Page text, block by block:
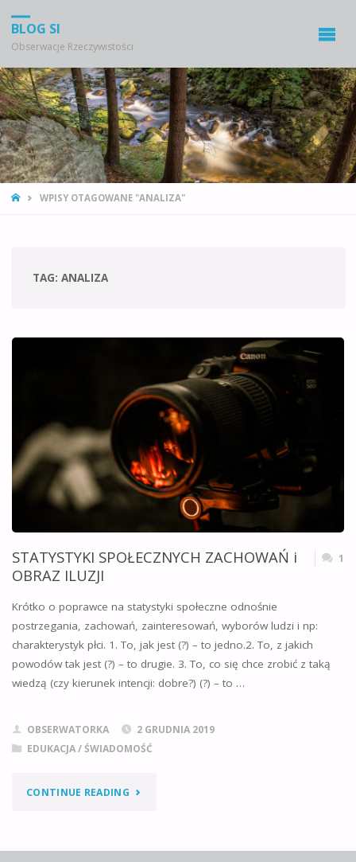
BLOG SI
Obserwacje Rzeczywistości
STRONA
WPISY OTAGOWANE "ANALIZA"
TAG: ANALIZA
STATYSTYKI SPOŁECZNYCH ZACHOWAŃ i
OBRAZ ILUZJI
1
Krótko o poprawce na statystyki społeczne odnośnie
postrzegania, zachowań, zainteresowań, wyborów ludzi i np:
charakterystyk płci. 1. To, jak jest (?) – to jedno.2. To, z jakich
powodów tak jest (?) – to drugie. 3. To, co się chce zrobić z taką
wiedzą (czy kierunek intencji: dobre?) (?) – to …
OBSERWATORKA
2 GRUDNIA 2019
EDUKACJA / ŚWIADOMOŚĆ
CONTINUE READING"STATYSTYKI
ZACHOWAŃ